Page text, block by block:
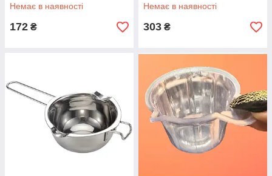
Немає в наявності
172 ₴
Немає в наявності
303 ₴